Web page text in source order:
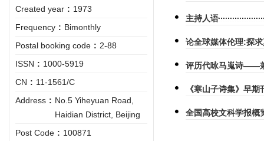
Created year : 1973
Frequency : Bimonthly
Postal booking code : 2-88
ISSN : 1000-5919
CN : 11-1561/C
Address : No.5 Yiheyuan Road,
Haidian District, Beijing
Post Code : 100871
主持人语
论全球媒体伦理:探
评历代咏马嵬诗——
《寒山子诗集》早
全国高校文科学报概